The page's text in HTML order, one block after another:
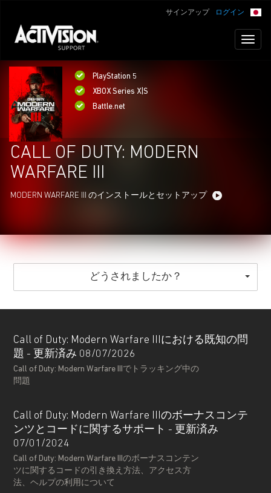
ログイン
サインアップ
PlayStation 5
XBOX Series X|S
Battle.net
CALL OF DUTY: MODERN
WARFARE III
MODERN WARFARE III のインストールとセットアップ
どうされましたか？
Call of Duty: Modern Warfare IIIにおける既知の問
題 - 更新済み 08/07/2026
Call of Duty: Modern Warfare IIIでトラッキング中の
問題
Call of Duty: Modern Warfare IIIのボーナスコンテ
ンツとコードに関するサポート - 更新済み
07/01/2024
Call of Duty: Modern Warfare IIIのボーナスコンテン
ツに関するコードの引き換え方法、アクセス方
法、ヘルプの利用について